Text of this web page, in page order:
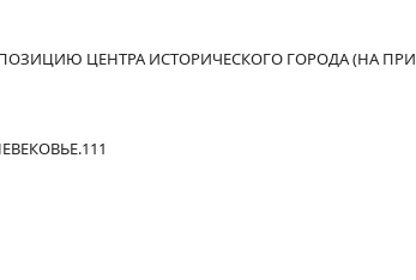
ЦЕНТРА ИСТОРИЧЕСКОГО ГОРОДА (НА